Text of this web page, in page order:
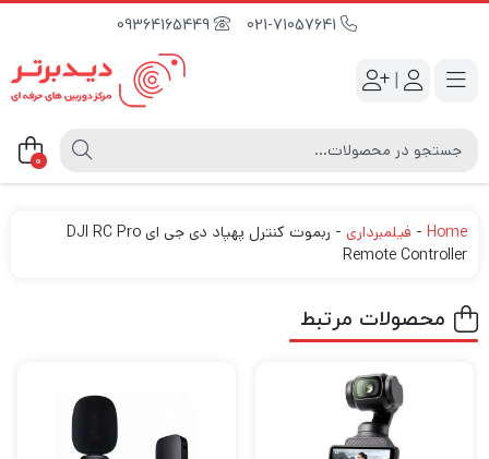
09364165449
|
0
Home
- فیلمبرداری -
ربموت کنترل پهپاد دی جی ای DJI RC Pro
Remote Controller
محصولات مرتبط